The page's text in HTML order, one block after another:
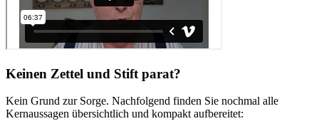
Keinen Zettel und Stift parat?
Kein Grund zur Sorge. Nachfolgend finden Sie nochmal alle
Kernaussagen übersichtlich und kompakt aufbereitet: